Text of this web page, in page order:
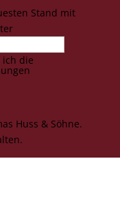
Stand mit
ich die
Huss & Söhne.